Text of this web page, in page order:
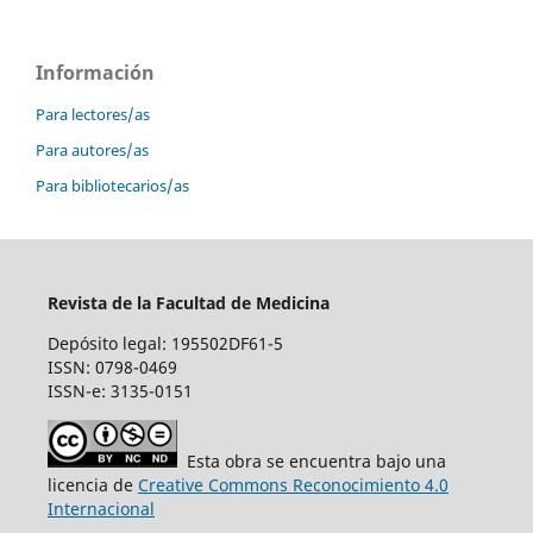
Información
Para lectores/as
Para autores/as
Para bibliotecarios/as
Revista de la Facultad de Medicina
Depósito legal: 195502DF61-5
ISSN: 0798-0469
ISSN-e: 3135-0151
Esta obra se encuentra bajo una
licencia de Creative Commons Reconocimiento 4.0
Internacional